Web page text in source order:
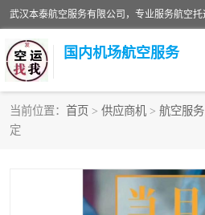
国内机场航空服务
当前位置： 首页 > 供应商机 > 航空服务
定